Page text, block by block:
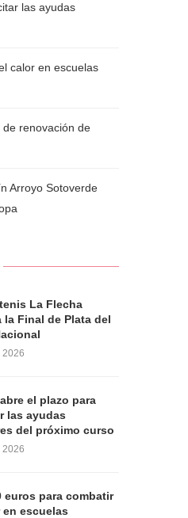
las ayudas
calor en escuelas
renovación de
Arroyo Sotoverde
La Flecha
la Final de Plata del
2026
el plazo para
las ayudas
del próximo curso
2026
euros para combatir
escuelas